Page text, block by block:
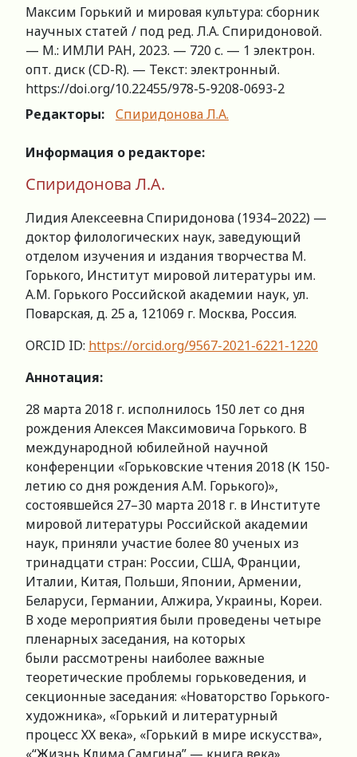
Максим Горький и мировая культура: сборник
научных статей / под ред. Л.А. Спиридоновой.
— М.: ИМЛИ РАН, 2023. — 720 с. — 1 электрон.
опт. диск (CD-R). — Текст: электронный.
https://doi.org/10.22455/978-5-9208-0693-2
Редакторы:
Спиридонова Л.А.
Информация о редакторе:
Спиридонова Л.А.
Лидия Алексеевна Спиридонова (1934–2022) —
доктор филологических наук, заведующий
отделом изучения и издания творчества М.
Горького, Институт мировой литературы им.
А.М. Горького Российской академии наук, ул.
Поварская, д. 25 а, 121069 г. Москва, Россия.
ORCID ID: https://orcid.org/9567-2021-6221-1220
Аннотация:
28 марта 2018 г. исполнилось 150 лет со дня
рождения Алексея Максимовича Горького. В
международной юбилейной научной
конференции «Горьковские чтения 2018 (К 150-
летию со дня рождения А.М. Горького)»,
состоявшейся 27–30 марта 2018 г. в Институте
мировой литературы Российской академии
наук, приняли участие более 80 ученых из
тринадцати стран: России, США, Франции,
Италии, Китая, Польши, Японии, Армении,
Беларуси, Германии, Алжира, Украины, Кореи.
В ходе мероприятия были проведены четыре
пленарных заседания, на которых
были рассмотрены наиболее важные
теоретические проблемы горьковедения, и
секционные заседания: «Новаторство Горького-
художника», «Горький и литературный
процесс ХХ века», «Горький в мире искусства»,
«“Жизнь Клима Самгина” — книга века»,